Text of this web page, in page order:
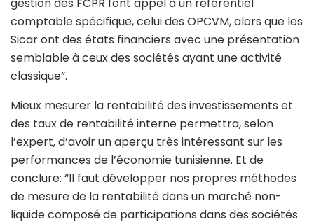
gestion des FCPR font appel à un référentiel
comptable spécifique, celui des OPCVM, alors que les
Sicar ont des états financiers avec une présentation
semblable à ceux des sociétés ayant une activité
classique”.
Mieux mesurer la rentabilité des investissements et
des taux de rentabilité interne permettra, selon
l’expert, d’avoir un aperçu très intéressant sur les
performances de l’économie tunisienne. Et de
conclure: “Il faut développer nos propres méthodes
de mesure de la rentabilité dans un marché non-
liquide composé de participations dans des sociétés